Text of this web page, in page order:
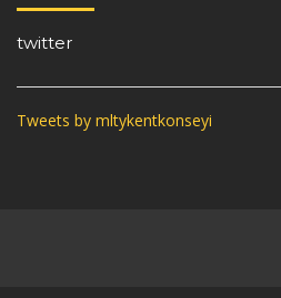
twitter
Tweets by mltykentkonseyi